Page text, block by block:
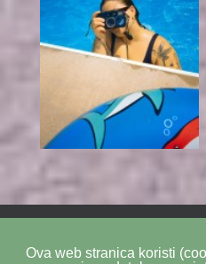
Ova web stranica koristi